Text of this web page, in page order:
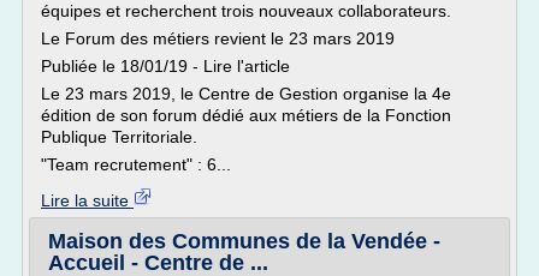
équipes et recherchent trois nouveaux collaborateurs.
Le Forum des métiers revient le 23 mars 2019
Publiée le 18/01/19 - Lire l'article
Le 23 mars 2019, le Centre de Gestion organise la 4e
édition de son forum dédié aux métiers de la Fonction
Publique Territoriale.
"Team recrutement" : 6...
Lire la suite
Maison des Communes de la Vendée -
Accueil - Centre de ...